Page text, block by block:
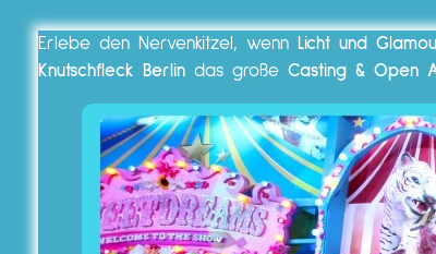
Erlebe den Nervenkitzel, wenn Licht und
Knutschfleck Berlin das große Casting & Open